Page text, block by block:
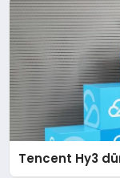
Tencent Hy3